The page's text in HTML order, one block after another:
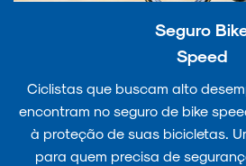
Seguro
Speed
Ciclistas que buscam alto
encontram no seguro de bike
à proteção de suas bicicletas.
para quem precisa de